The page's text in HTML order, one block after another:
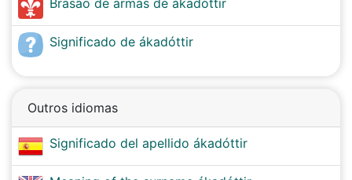
Brasão de armas de ákadóttir
Significado de ákadóttir
Outros idiomas
Significado del apellido ákadóttir